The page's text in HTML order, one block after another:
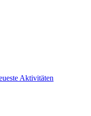
Aktivitäten